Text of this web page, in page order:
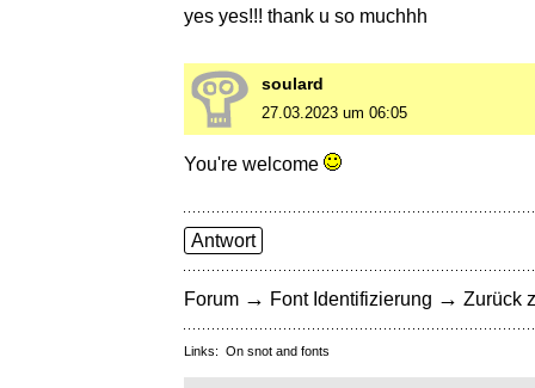
yes yes!!! thank u so muchhh
soulard
27.03.2023 um 06:05
You're welcome
Antwort
Forum → Font Identifizierung → Zurück
Links: On snot and fonts